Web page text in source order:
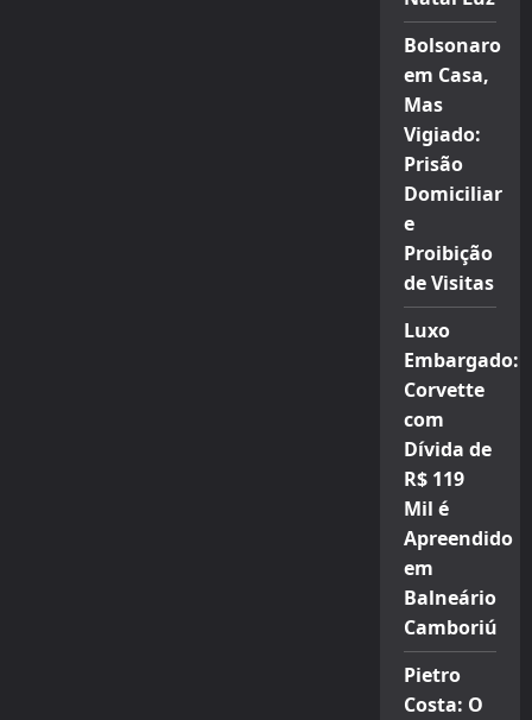
Bolsonaro
em Casa,
Mas
Vigiado:
Prisão
Domiciliar
e
Proibição
de Visitas
Luxo
Embargado:
Corvette
com
Dívida de
R$ 119
Mil é
Apreendido
em
Balneário
Camboriú
Pietro
Costa: O